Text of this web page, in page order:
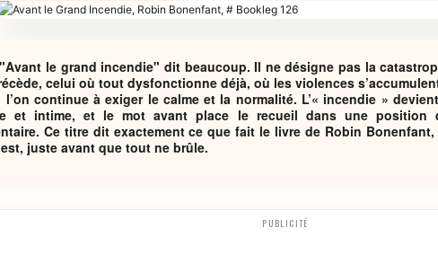
le grand incendie" dit beaucoup. Il ne désigne pas la
celui où tout dysfonctionne déjà, où les violences
l’on continue à exiger le calme et la normalité. L’« incendie »
et intime, et le mot avant place le recueil dans une position
Ce titre dit exactement ce que fait le livre de Robin Bonenfant,
juste avant que tout ne brûle.
PUBLICITÉ